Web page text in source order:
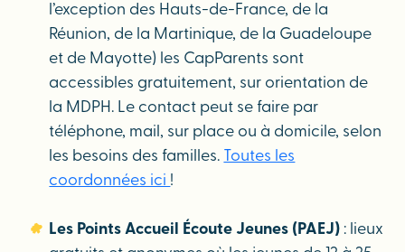
l’exception des Hauts-de-France, de la
Réunion, de la Martinique, de la Guadeloupe
et de Mayotte) les CapParents sont
accessibles gratuitement, sur orientation de
la MDPH. Le contact peut se faire par
téléphone, mail, sur place ou à domicile, selon
les besoins des familles. Toutes les
coordonnées ici !
Les Points Accueil Écoute Jeunes (PAEJ) : lieux